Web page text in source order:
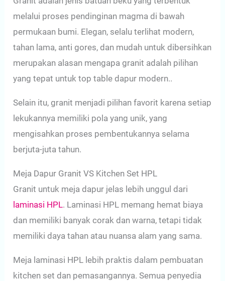
melalui proses pendinginan magma di bawah
permukaan bumi. Elegan, selalu terlihat modern,
tahan lama, anti gores, dan mudah untuk dibersihkan
merupakan alasan mengapa granit adalah pilihan
yang tepat untuk top table dapur modern..
Selain itu, granit menjadi pilihan favorit karena setiap
lekukannya memiliki pola yang unik, yang
mengisahkan proses pembentukannya selama
berjuta-juta tahun.
Meja Dapur Granit VS Kitchen Set HPL
Granit untuk meja dapur jelas lebih unggul dari
laminasi HPL. Laminasi HPL memang hemat biaya
dan memiliki banyak corak dan warna, tetapi tidak
memiliki daya tahan atau nuansa alam yang sama.
Meja laminasi HPL lebih praktis dalam pembuatan
kitchen set dan pemasangannya. Semua penyedia